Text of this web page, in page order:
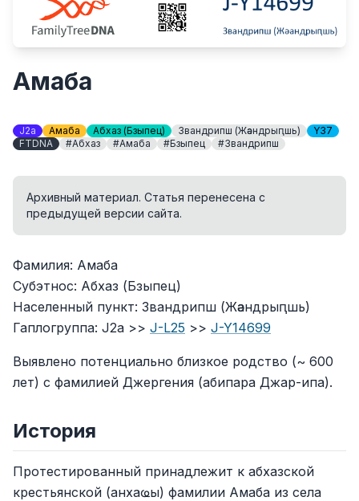
Амаба
J2a Амаба Абхаз (Бзыпец) Звандрипш (Жәандрыԥшь)
Y37
FTDNA
#Абхаз #Амаба #Бзыпец #Звандрипш
Архивный материал. Статья перенесена с
предыдущей версии сайта.
Фамилия: Амаба
Субэтнос: Абхаз (Бзыпец)
Населенный пункт: Звандрипш (Жәандрыԥшь)
Гаплогруппа: J2a >> J-L25 >> J-Y14699
Выявлено потенциально близкое родство (~ 600
лет) с фамилией Джергения (абипара Джар-ипа).
История
Протестированный принадлежит к абхазской
крестьянской (анхаҩы) фамилии Амаба из села